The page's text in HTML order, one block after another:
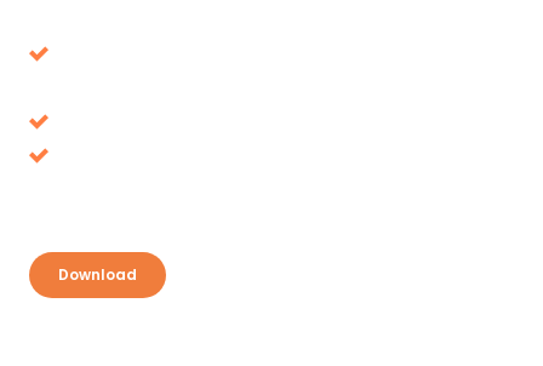
Download